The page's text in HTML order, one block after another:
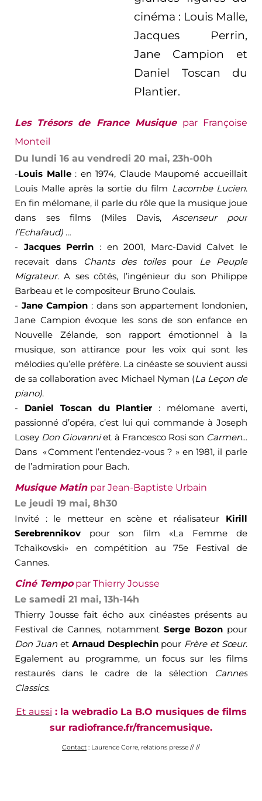
cinéma : Louis Malle,
Jacques Perrin,
Jane Campion et
Daniel Toscan du
Plantier.
Les Trésors de France Musique par Françoise
Monteil
Du lundi 16 au vendredi 20 mai, 23h-00h
-Louis Malle: en 1974, Claude Maupomé accueillait
Louis Malle après la sortie du film Lacombe Lucien.
En fin mélomane, il parle du rôle que la musique joue
dans ses films (Miles Davis, Ascenseur pour
l’Echafaud) …
- Jacques Perrin : en 2001, Marc-David Calvet le
recevait dans
Chants des toilespour Le
Peuple
Migrateur. A ses côtés, l’ingénieur du son Philippe
Barbeau et le compositeur Bruno Coulais.
- Jane Campion : dans son appartement londonien,
Jane Campion évoque les sons de son enfance en
Nouvelle Zélande, son rapport émotionnel à la
musique, son attirance pour les voix qui sont les
mélodies qu’elle préfère. La cinéaste se souvient aussi
de sa collaboration avec Michael Nyman (La Leçon de
piano).
- Daniel Toscan du Plantier: mélomane averti,
passionné d’opéra, c’est lui qui commande à Joseph
Losey Don Giovanniet à Francesco Rosi son Carmen...
Dans « Comment l’entendez-vous ? » en 1981, il parle
de l’admiration pour Bach.
Musique Matin par Jean-Baptiste Urbain
Le jeudi 19 mai, 8h30
Invité : le metteur en scène et réalisateur Kirill
Serebrennikov pour son film «La Femme de
Tchaïkovski» en compétition au 75e Festival de
Cannes.
Ciné Tempopar Thierry Jousse
Le samedi 21 mai, 13h-14h
Thierry Jousse fait écho aux cinéastes présents au
Festival de Cannes, notamment Serge Bozonpour
Don Juanet Arnaud Desplechinpour Frère et Sœur.
Egalement au programme, un focus sur les films
restaurés dans le cadre de la sélection
Cannes
Classics.
Et aussi : la webradio La B.O musiques de films
sur radiofrance.fr/francemusique.
Contact : Laurence Corre, relations presse // //